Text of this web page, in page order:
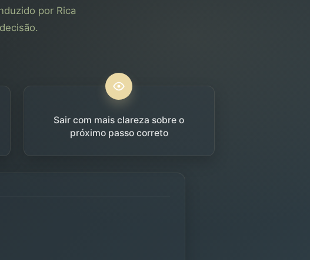
por Rica
Sair com mais clareza sobre o
próximo passo correto